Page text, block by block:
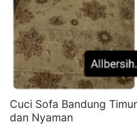
Cuci Sofa Bandung
dan Nyaman